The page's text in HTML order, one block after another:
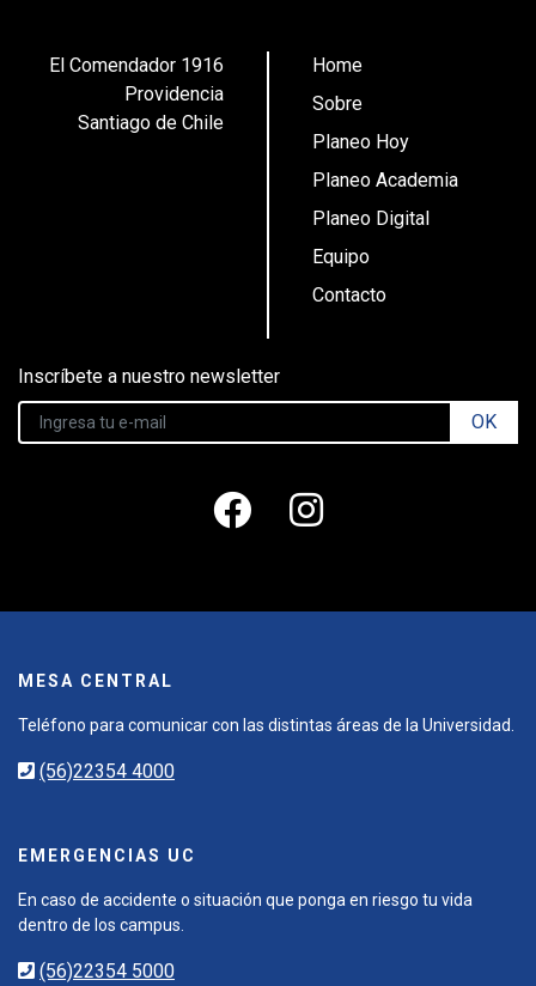
El Comendador 1916
Providencia
Santiago de Chile
Home
Sobre
Planeo Hoy
Planeo Academia
Planeo Digital
Equipo
Contacto
Inscríbete a nuestro newsletter
OK
MESA CENTRAL
Teléfono para comunicar con las distintas áreas de la Universidad.
(56)22354 4000
EMERGENCIAS UC
En caso de accidente o situación que ponga en riesgo tu vida
dentro de los campus.
(56)22354 5000